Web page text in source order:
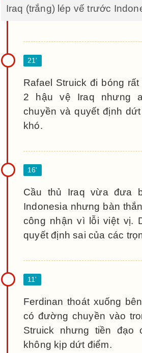
Iraq (trắng) lép vế trước
Rafael Struick đi bóng
2 hậu vệ Iraq nhưng
chuyền và quyết định
khó.
Cầu thủ Iraq vừa đưa
Indonesia nhưng bàn
công nhận vì lỗi việt vị.
quyết định sai của các
Ferdinan thoát xuống
có đường chuyền vào
Struick nhưng tiền đạo
không kịp dứt điểm.